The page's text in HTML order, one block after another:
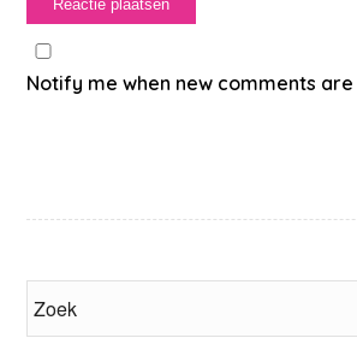
Notify me when new comments